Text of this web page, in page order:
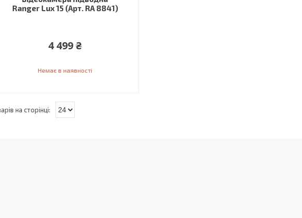
Ranger Lux 15 (Арт. RA 8841)
4 499 ₴
Немає в наявності